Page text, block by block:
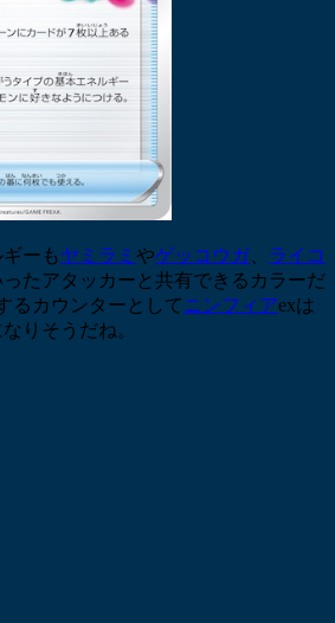
ーもヤミラミ やゲッコウガ、 ライコ
たアタッカーと共有できるカラーだ
るカウンターとしてニンフィアexは
りそうだね。